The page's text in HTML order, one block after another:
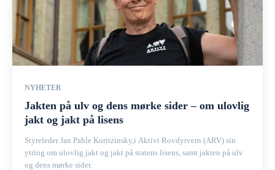
NYHETER
Jakten på ulv og dens mørke sider – om ulovlig
jakt og jakt på lisens
Styreleder Jan Pahle Koritzinsky,i Aktivt Rovdyrvern (ARV) sin
ytring om ulovlig jakt og jakt på statens lisens, samt jakten på ulv
og dens mørke sider.